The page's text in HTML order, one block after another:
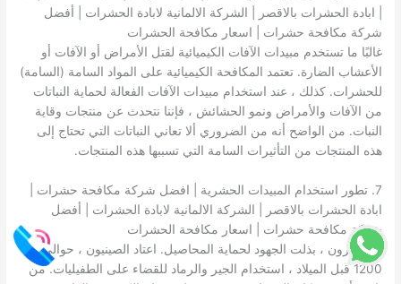
| ابادة الحشرات بالاقصر | الشركة الالمانية لابادة الحشرات | أفضل
شركة مكافحة حشرات | اسعار مكافحة الحشرات
غالبًا ما تستخدم مبيدات الآفات الكيميائية لقتل الأمراض أو الآفات أو
الأعشاب الضارة. تعتمد المكافحة الكيميائية على المواد السامة (السامة)
للحشرات. كذلك ، عند استخدام مبيدات الآفات الفعالة لحماية النباتات
من الآفات والأمراض ونمو الحشائش ، فإننا نتحدث عن منتجات وقاية
النبات. من الواضح أنه من الضروري ألا تعاني النباتات التي تحتاج إلى
هذه المنتجات من التأثيرات السامة التي تسببها هذه المنتجات.
7. تطور استخدام المبيدات الحشرية | افضل شركة مكافحة حشرات |
ابادة الحشرات بالاقصر | الشركة الالمانية لابادة الحشرات | أفضل
شركة مكافحة حشرات | اسعار مكافحة الحشرات
لعدة قرون ، بذلت الجهود لحماية المحاصيل. اعتاد الصينيون ، حوالي
1200 قبل الميلاد ، استخدام الجير والرماد للقضاء على الطفيليات. من